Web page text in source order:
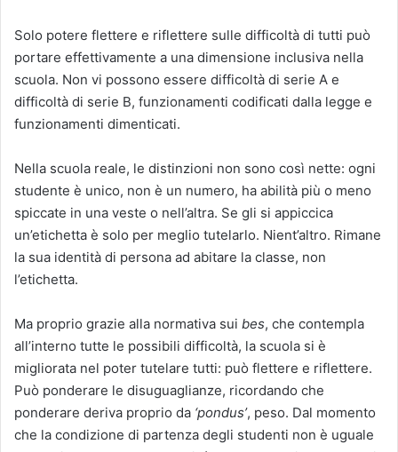
Solo potere flettere e riflettere sulle difficoltà di tutti può
portare effettivamente a una dimensione inclusiva nella
scuola. Non vi possono essere difficoltà di serie A e
difficoltà di serie B, funzionamenti codificati dalla legge e
funzionamenti dimenticati.
Nella scuola reale, le distinzioni non sono così nette: ogni
studente è unico, non è un numero, ha abilità più o meno
spiccate in una veste o nell’altra. Se gli si appiccica
un’etichetta è solo per meglio tutelarlo. Nient’altro. Rimane
la sua identità di persona ad abitare la classe, non
l’etichetta.
Ma proprio grazie alla normativa sui bes, che contempla
all’interno tutte le possibili difficoltà, la scuola si è
migliorata nel poter tutelare tutti: può flettere e riflettere.
Può ponderare le disuguaglianze, ricordando che
ponderare deriva proprio da ‘pondus’, peso. Dal momento
che la condizione di partenza degli studenti non è uguale